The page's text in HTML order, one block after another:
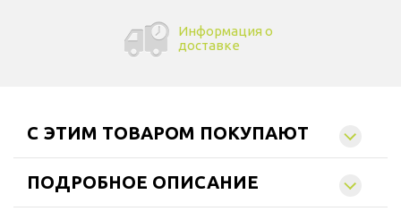
Информация о
доставке
C ЭТИМ ТОВАРОМ ПОКУПАЮТ
ПОДРОБНОЕ ОПИСАНИЕ